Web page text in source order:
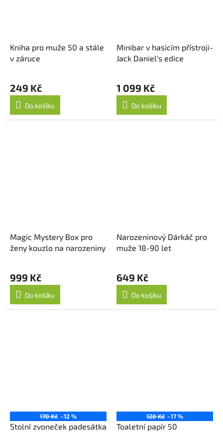
Kniha pro muže 50 a stále
v záruce
249 Kč
Do košíku
Minibar v hasicím přístroji-
Jack Daniel's edice
1 099 Kč
Do košíku
Magic Mystery Box pro
ženy kouzlo na narozeniny
999 Kč
Do košíku
Narozeninový Dárkáč pro
muže 18-90 let
649 Kč
Do košíku
170 Kč –12 %
Stolní zvoneček padesátka
120 Kč –17 %
Toaletní papír 50